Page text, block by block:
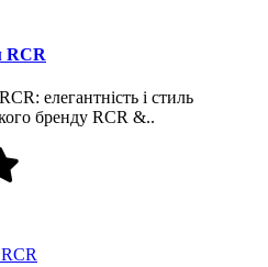
RCR
елегантність і стиль
бренду RCR &..